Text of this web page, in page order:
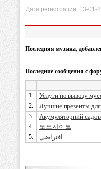
Дата регистрации: 13-
Последняя музыка,
Последние сообщения с
1. Услуги по вывозу
2. Лучшие презенты
3. Акумуляторний
4. 토토사이트
5. افتراضي ...